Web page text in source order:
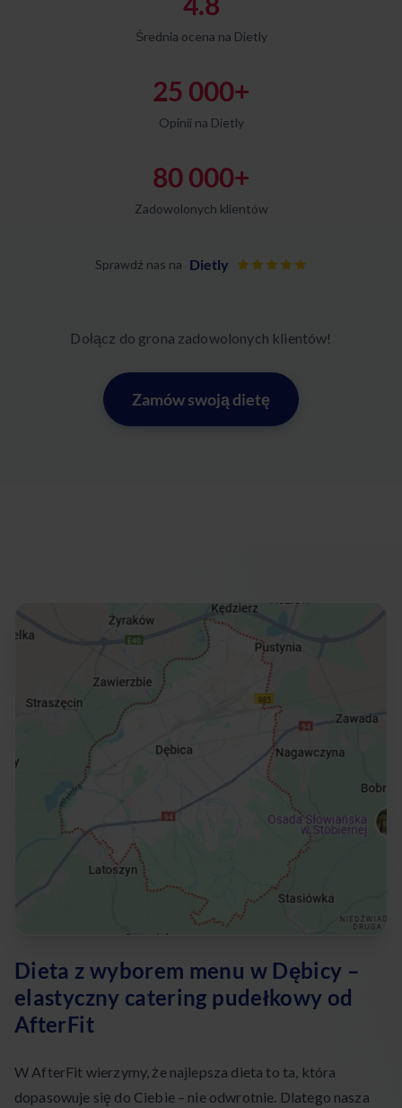
Średnia ocena na Dietly
25 000+
Opinii na Dietly
80 000+
Zadowolonych klientów
Sprawdź nas na Dietly
Dołącz do grona zadowolonych klientów!
Zamów swoją dietę
Dieta z wyborem menu w Dębicy –
elastyczny catering pudełkowy od
AfterFit
W AfterFit wierzymy, że najlepsza dieta to ta, która
dopasowuje się do Ciebie – nie odwrotnie. Dlatego nasza